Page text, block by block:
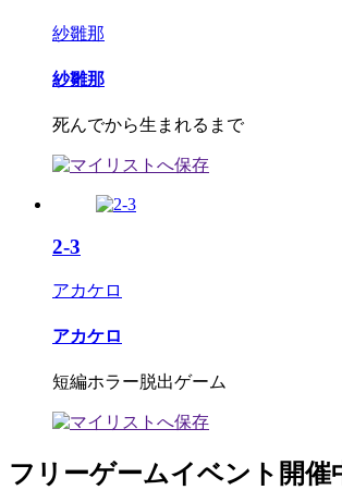
紗雛那
紗雛那
死んでから生まれるまで
2-3
アカケロ
アカケロ
短編ホラー脱出ゲーム
フリーゲームイベント開催